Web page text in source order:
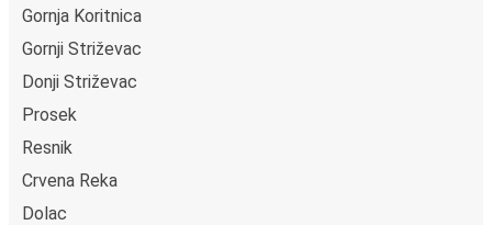
Gornja Koritnica
Gornji Striževac
Donji Striževac
Prosek
Resnik
Crvena Reka
Dolac